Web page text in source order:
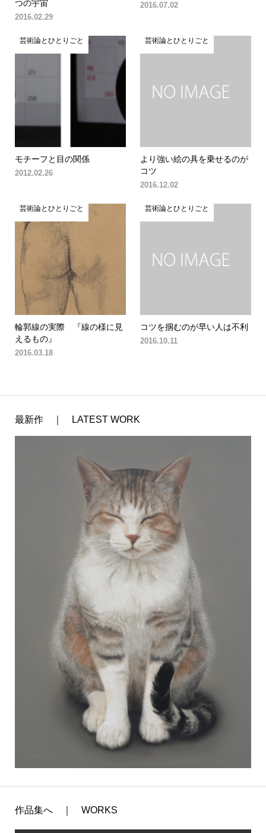
つの宇宙
2016.02.29
2016.07.02
芸術論とひとりごと
モチーフと目の関係
2012.02.26
芸術論とひとりごと
より強い絵の具を乗せるのが
コツ
2016.12.02
芸術論とひとりごと
輪郭線の実際 『線の様に見
えるもの』
2016.03.18
芸術論とひとりごと
コツを掴むのが早い人は不利
2016.10.11
最新作 ｜ LATEST WORK
作品集へ ｜ WORKS